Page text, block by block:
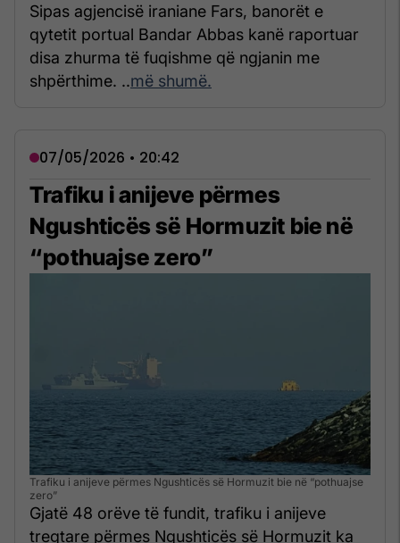
Sipas agjencisë iraniane Fars, banorët e
qytetit portual Bandar Abbas kanë raportuar
disa zhurma të fuqishme që ngjanin me
shpërthime. ..më shumë.
07/05/2026 • 20:42
Trafiku i anijeve përmes
Ngushticës së Hormuzit bie në
“pothuajse zero”
Trafiku i anijeve përmes Ngushticës së Hormuzit bie në “pothuajse
zero”
Gjatë 48 orëve të fundit, trafiku i anijeve
tregtare përmes Ngushticës së Hormuzit ka